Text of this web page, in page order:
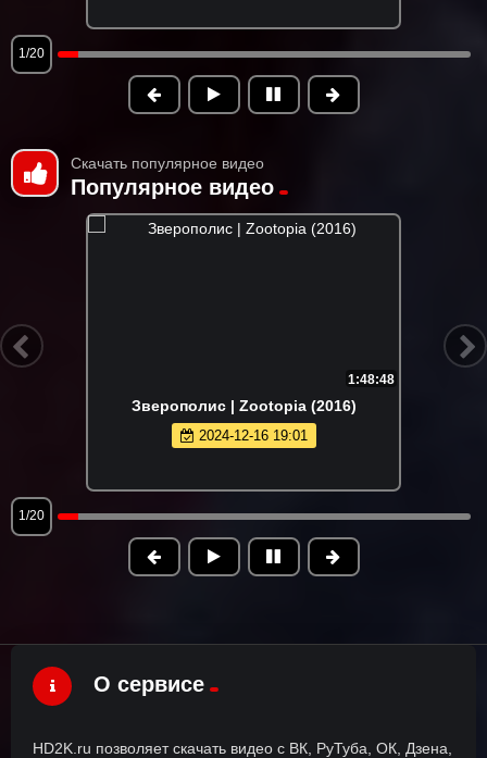
1/20
Скачать популярное видео
Популярное видео
1:48:48
Зверополис | Zootopia (2016)
2024-12-16 19:01
1/20
О сервисе
HD2K.ru позволяет скачать видео с ВК, РуТуба, ОК, Дзена,